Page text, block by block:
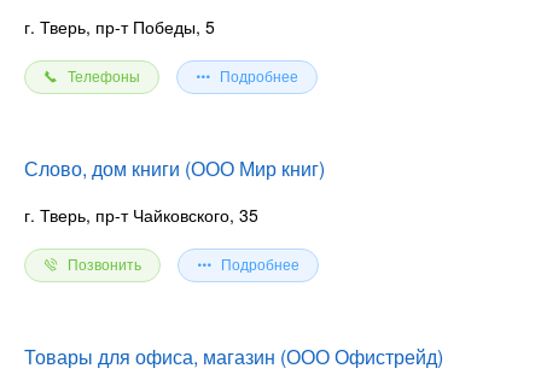
г. Тверь, пр-т Победы, 5
Телефоны Подробнее
Слово, дом книги (ООО Мир книг)
г. Тверь, пр-т Чайковского, 35
Позвонить Подробнее
Товары для офиса, магазин (ООО Офистрейд)